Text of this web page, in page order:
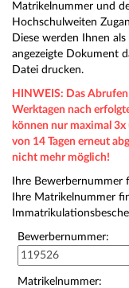
Matrikelnummer und
Hochschulweiten
Diese werden Ihnen
angezeigte Dokument
Datei drucken.
HINWEIS: Das
Werktagen nach
können nur maximal
von 14 Tagen erneut
nicht mehr möglich!
Ihre Bewerbernummer
Ihre Matrikelnummer
Bewerbernummer:
Matrikelnummer: